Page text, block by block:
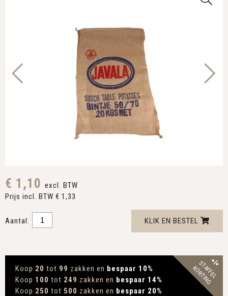
€ 1,10 excl. BTW
Prijs incl. BTW € 1,33
Aantal: KLIK EN BESTEL
Koop 20 tot 99 zakken en bespaar 10%
Koop 100 tot 249 zakken en bespaar 14%
Koop 250 tot 500 zakken en bespaar 20%
STAFFEL
KORTING